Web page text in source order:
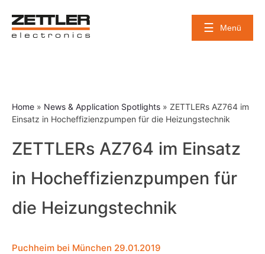
content
Menü
Home » News & Application Spotlights » ZETTLERs AZ764 im
Einsatz in Hocheffizienzpumpen für die Heizungstechnik
ZETTLERs AZ764 im Einsatz
in Hocheffizienzpumpen für
die Heizungstechnik
Puchheim bei München 29.01.2019